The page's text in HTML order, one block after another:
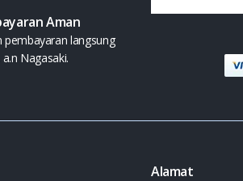
Aman
pembayaran langsung
Nagasaki.
Alamat